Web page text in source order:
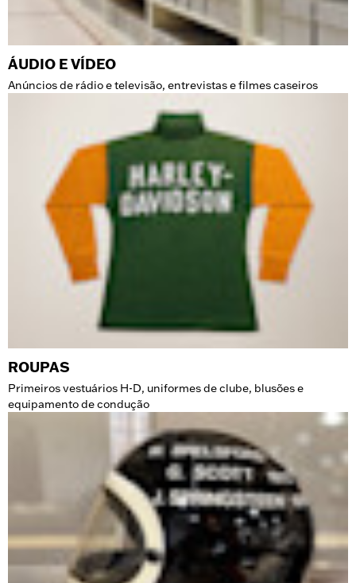
ÁUDIO E VÍDEO
Anúncios de rádio e televisão, entrevistas e filmes caseiros
ROUPAS
Primeiros vestuários H-D, uniformes de clube, blusões e
equipamento de condução